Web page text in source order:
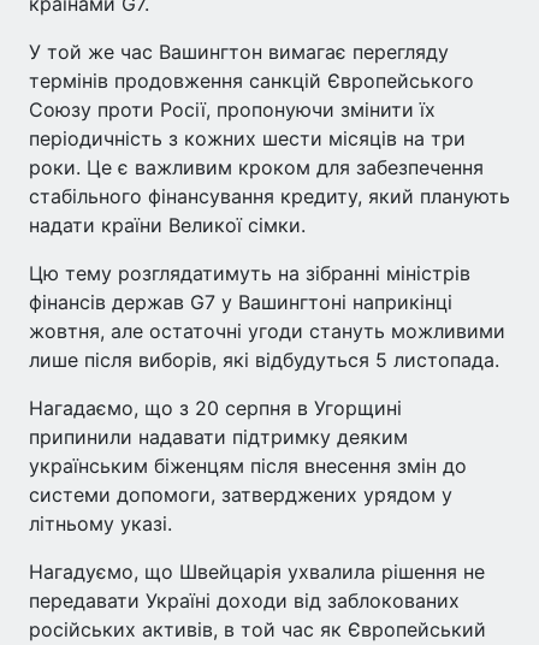
У той же час Вашингтон вимагає перегляду
термінів продовження санкцій Європейського
Союзу проти Росії, пропонуючи змінити їх
періодичність з кожних шести місяців на три
роки. Це є важливим кроком для забезпечення
стабільного фінансування кредиту, який планують
надати країни Великої сімки.
Цю тему розглядатимуть на зібранні міністрів
фінансів держав G7 у Вашингтоні наприкінці
жовтня, але остаточні угоди стануть можливими
лише після виборів, які відбудуться 5 листопада.
Нагадаємо, що з 20 серпня в Угорщині
припинили надавати підтримку деяким
українським біженцям після внесення змін до
системи допомоги, затверджених урядом у
літньому указі.
Нагадуємо, що Швейцарія ухвалила рішення не
передавати Україні доходи від заблокованих
російських активів, в той час як Європейський